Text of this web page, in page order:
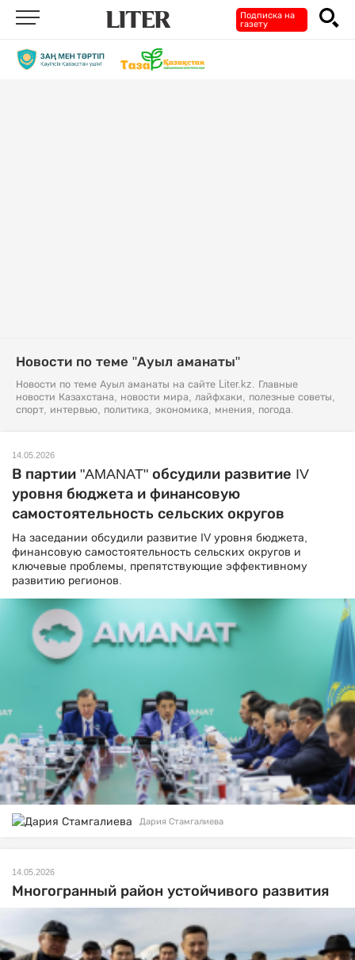
Подписка на
газету
Новости по теме "Ауыл аманаты"
Новости по теме Ауыл аманаты на сайте Liter.kz. Главные
новости Казахстана, новости мира, лайфхаки, полезные советы,
спорт, интервью, политика, экономика, мнения, погода.
14.05.2026
В партии "AMANAT" обсудили развитие IV
уровня бюджета и финансовую
самостоятельность сельских округов
На заседании обсудили развитие IV уровня бюджета,
финансовую самостоятельность сельских округов и
ключевые проблемы, препятствующие эффективному
развитию регионов.
Дария Стамгалиева
14.05.2026
Многогранный район устойчивого развития